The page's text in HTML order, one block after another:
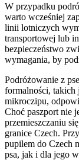
W przypadku
warto wcześniej
linii lotniczych
transportowej lub
bezpieczeństwo
wymagania, by
Podróżowanie z
formalności, takich
mikroczipu,
Choć paszport nie
przemieszczaniu
granice Czech.
pupilem do Czech
psa, jak i dla jego